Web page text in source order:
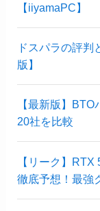
【iiyamaPC】
ドスパラの評
版】
【最新版】
20社を比較
【リーク】
徹底予想！最強